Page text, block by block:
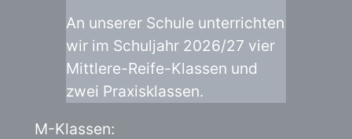
An unserer Schule unterrichten
wir im Schuljahr 2026/27 vier
Mittlere-Reife-Klassen und
zwei Praxisklassen.
M-Klassen: